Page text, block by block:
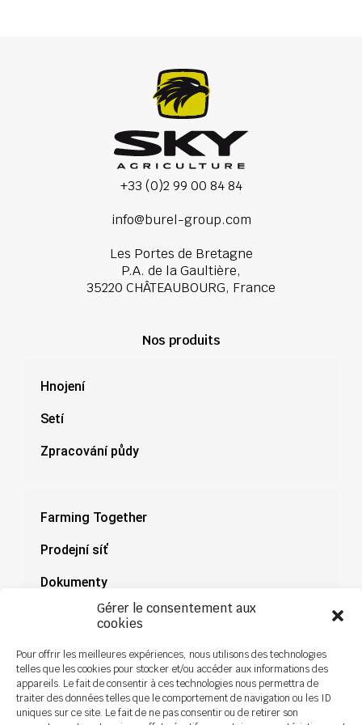
Gérer le consentement aux
cookies
Pour offrir les meilleures expériences, nous utilisons des technologies
telles que les cookies pour stocker et/ou accéder aux informations des
appareils. Le fait de consentir à ces technologies nous permettra de
traiter des données telles que le comportement de navigation ou les ID
uniques sur ce site. Le fait de ne pas consentir ou de retirer son
+33 (0)2 99 00 84 84
info@burel-group.com
Les Portes de Bretagne
P.A. de la Gaultière,
35220 CHÂTEAUBOURG, France
Nos produits
Hnojení
Setí
Zpracování půdy
Farming Together
Prodejní síť
Dokumenty